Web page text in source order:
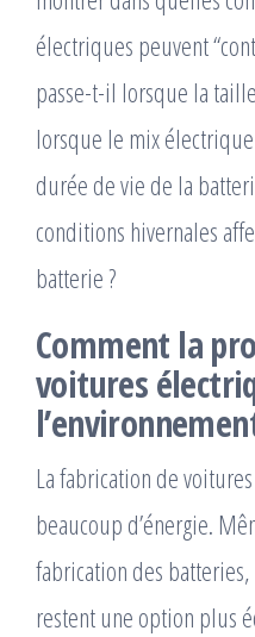
électriques peuvent
passe-t-il lorsque la
lorsque le mix
durée de vie de la
conditions hivernales
batterie ?
Comment la
voitures
La fabrication de
beaucoup d’énergie.
fabrication des
restent une option plus